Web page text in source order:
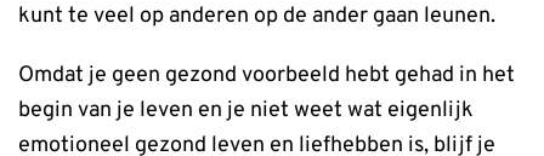
kunt te veel op anderen op de ander gaan leunen.
Omdat je geen gezond voorbeeld hebt gehad in het
begin van je leven en je niet weet wat eigenlijk
emotioneel gezond leven en liefhebben is, blijf je